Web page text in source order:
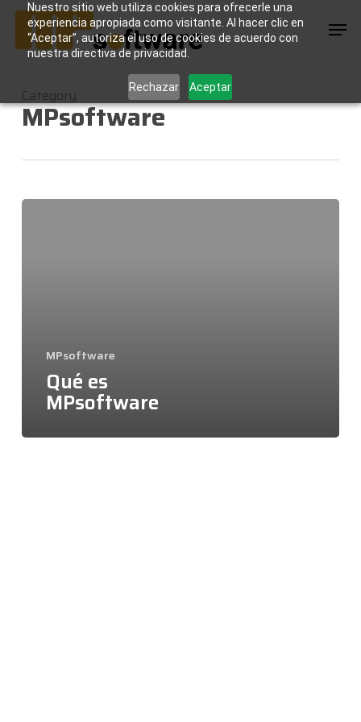
Nuestro sitio web utiliza cookies para ofrecerle una
experiencia apropiada como visitante. Al hacer clic en
“Aceptar”, autoriza el uso de cookies de acuerdo con
nuestra directiva de privacidad.
Rechazar Aceptar
Skip
main
content
Category
MPsoftware
Qué
MPsoftware
Qué es
MPsoftware